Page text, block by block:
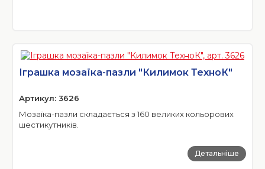
Іграшка мозаїка-пазли "Килимок ТехноК"
Артикул: 3626
Мозаїка-пазли складається з 160 великих кольорових
шестикутників.
Детальніше